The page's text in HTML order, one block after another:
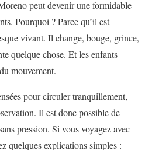
peut devenir une formidable
Pourquoi ? Parce qu’il est
vivant. Il change, bouge, grince,
quelque chose. Et les enfants
mouvement.
pour circuler tranquillement,
Il est donc possible de
pression. Si vous voyagez avec
quelques explications simples :